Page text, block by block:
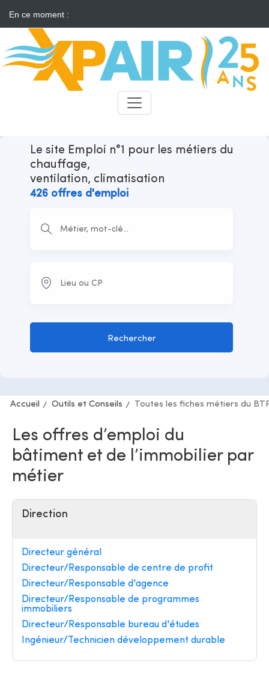
En ce moment :
Solaire : des développeurs s'insurgent contre l'annonce d'appels
d'offres "neutres"
Recruteurs
Le site Emploi n°1 pour les métiers du
chauffage,
ventilation, climatisation
426 offres d'emploi
Rechercher
Accueil Outils et Conseils Toutes les fiches métiers du
Les offres d’emploi du
bâtiment et de l’immobilier par
métier
Direction
Directeur général
Directeur/Responsable de centre de profit
Directeur/Responsable d'agence
Directeur/Responsable de programmes
immobiliers
Directeur/Responsable bureau d'études
Ingénieur/Technicien développement durable